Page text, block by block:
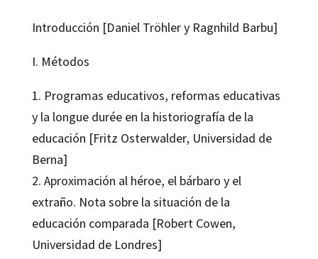
Introducción [Daniel Tröhler y Ragnhild Barbu]
I. Métodos
1. Programas educativos, reformas educativas
y la longue durée en la historiografía de la
educación [Fritz Osterwalder, Universidad de
Berna]
2. Aproximación al héroe, el bárbaro y el
extraño. Nota sobre la situación de la
educación comparada [Robert Cowen,
Universidad de Londres]